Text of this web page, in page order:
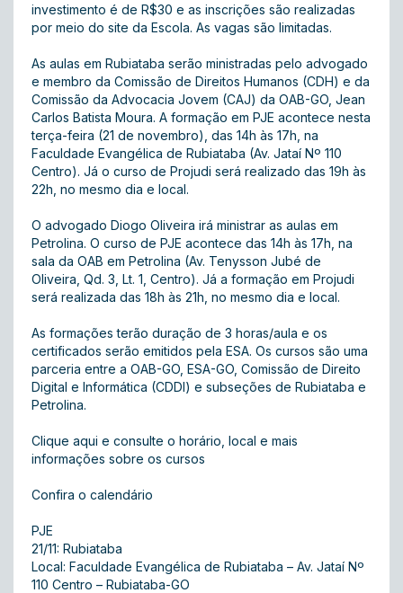
investimento é de R$30 e as inscrições são realizadas
por meio do site da Escola. As vagas são limitadas.
As aulas em Rubiataba serão ministradas pelo advogado
e membro da Comissão de Direitos Humanos (CDH) e da
Comissão da Advocacia Jovem (CAJ) da OAB-GO, Jean
Carlos Batista Moura. A formação em PJE acontece nesta
terça-feira (21 de novembro), das 14h às 17h, na
Faculdade Evangélica de Rubiataba (Av. Jataí Nº 110
Centro). Já o curso de Projudi será realizado das 19h às
22h, no mesmo dia e local.
O advogado Diogo Oliveira irá ministrar as aulas em
Petrolina. O curso de PJE acontece das 14h às 17h, na
sala da OAB em Petrolina (Av. Tenysson Jubé de
Oliveira, Qd. 3, Lt. 1, Centro). Já a formação em Projudi
será realizada das 18h às 21h, no mesmo dia e local.
As formações terão duração de 3 horas/aula e os
certificados serão emitidos pela ESA. Os cursos são uma
parceria entre a OAB-GO, ESA-GO, Comissão de Direito
Digital e Informática (CDDI) e subseções de Rubiataba e
Petrolina.
Clique aqui e consulte o horário, local e mais
informações sobre os cursos
Confira o calendário
PJE
21/11: Rubiataba
Local: Faculdade Evangélica de Rubiataba – Av. Jataí Nº
110 Centro – Rubiataba-GO